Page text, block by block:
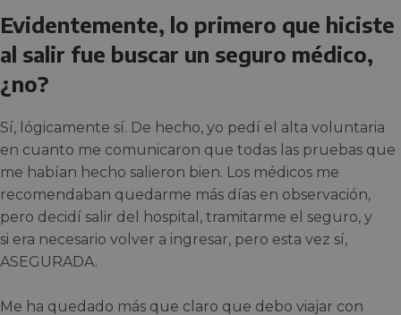
Evidentemente, lo primero que hiciste
al salir fue buscar un seguro médico,
¿no?
Sí, lógicamente sí. De hecho, yo pedí el alta voluntaria
en cuanto me comunicaron que todas las pruebas que
me habían hecho salieron bien. Los médicos me
recomendaban quedarme más días en observación,
pero decidí salir del hospital, tramitarme el seguro, y
si era necesario volver a ingresar, pero esta vez sí,
ASEGURADA.
Me ha quedado más que claro que debo viajar con